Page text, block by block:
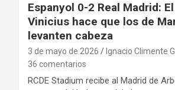
Espanyol 0-2 Real Madrid:
Vinicius hace que los de
levanten cabeza
3 de mayo de 2026
Ignacio Climente
36 comentarios
RCDE Stadium recibe al Madrid de